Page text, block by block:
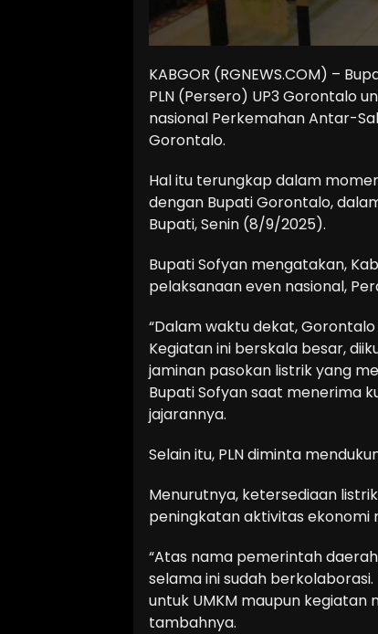
KABGOR (RGNEWS.COM) –
PLN (Persero) UP3 Gorontalo
nasional Perkemahan Antar-
Gorontalo.
Hal itu terungkap dalam
dengan Bupati Gorontalo,
Bupati, Senin (8/9/2025).
Bupati Sofyan mengatakan,
pelaksanaan even nasional,
“Dalam waktu dekat,
Kegiatan ini berskala besar,
jaminan pasokan listrik yang
Bupati Sofyan saat menerima
jajarannya.
Selain itu, PLN diminta
Menurutnya, ketersediaan
peningkatan aktivitas ekonomi
“Atas nama pemerintah
selama ini sudah
untuk UMKM maupun kegiatan
tambahnya.